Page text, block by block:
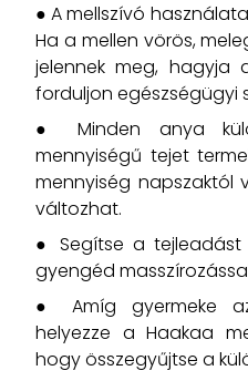
● A mellszívó
Ha a mellen vörös,
jelennek meg, hagyja
forduljon egészségügyi
● Minden anya
mennyiségű tejet
mennyiség napszaktól
változhat.
● Segítse a
gyengéd
● Amíg gyermeke
helyezze a Haakaa
hogy összegyűjtse a